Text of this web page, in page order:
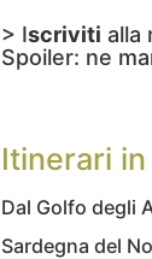
> Iscriviti alla
Spoiler: ne
Itinerari
Dal Golfo degli
Sardegna del